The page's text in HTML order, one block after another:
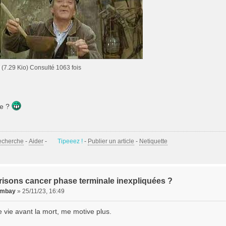
(7.29 Kio) Consulté 1063 fois
?
- Aider - Tipeeez ! - Publier un article - Netiquette
cancer phase terminale inexpliquées ?
» 25/11/23, 16:49
vie avant la mort, me motive plus.